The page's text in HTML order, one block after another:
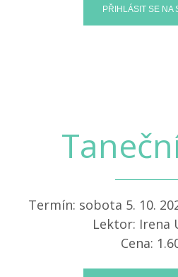
Termín: sobota 5. 10.
Lektor: Irena
Cena: